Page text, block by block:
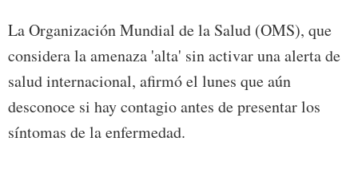
La Organización Mundial de la Salud (OMS), que
considera la amenaza 'alta' sin activar una alerta de
salud internacional, afirmó el lunes que aún
desconoce si hay contagio antes de presentar los
síntomas de la enfermedad.